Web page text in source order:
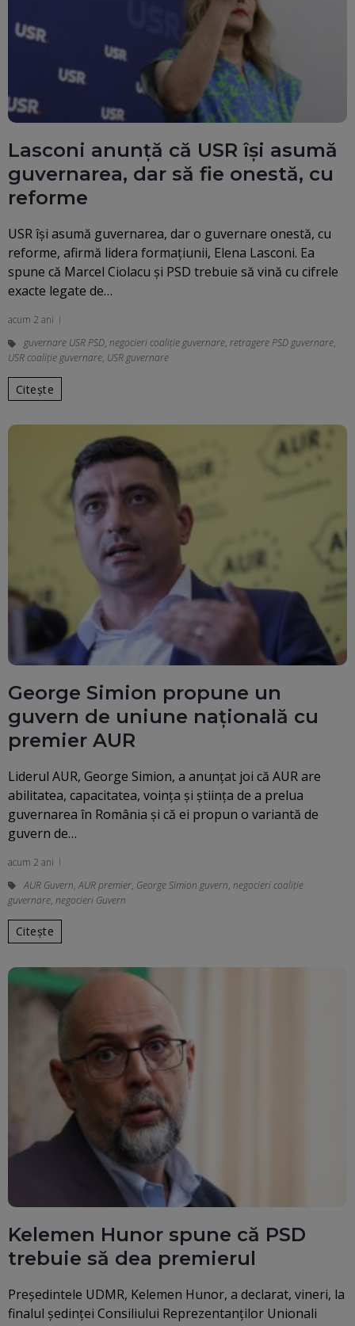
Lasconi anunță că USR își asumă
guvernarea, dar să fie onestă, cu
reforme
USR își asumă guvernarea, dar o guvernare onestă, cu
reforme, afirmă lidera formațiunii, Elena Lasconi. Ea
spune că Marcel Ciolacu și PSD trebuie să vină cu cifrele
exacte legate de…
acum 2 ani
guvernare USR PSD, negocieri coaliție guvernare, retragere PSD guvernare,
USR coaliție guvernare, USR guvernare
Citește
George Simion propune un
guvern de uniune națională cu
premier AUR
Liderul AUR, George Simion, a anunţat joi că AUR are
abilitatea, capacitatea, voinţa şi ştiinţa de a prelua
guvernarea în România şi că ei propun o variantă de
guvern de…
acum 2 ani
AUR Guvern,AUR premier, George Simion guvern, negocieri coaliție
guvernare, negocieri Guvern
Citește
Kelemen Hunor spune că PSD
trebuie să dea premierul
Preşedintele UDMR, Kelemen Hunor, a declarat, vineri, la
finalul şedinţei Consiliului Reprezentanţilor Unionali